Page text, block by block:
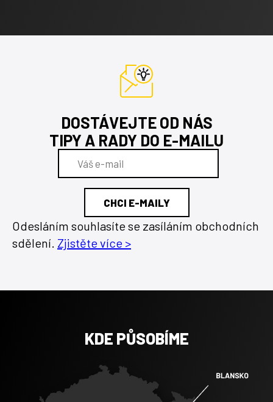
DOSTÁVEJTE OD NÁS
TIPY A RADY DO E-MAILU
Odesláním souhlasíte se zasíláním obchodních
sdělení. Zjistěte více >
KDE PŮSOBÍME